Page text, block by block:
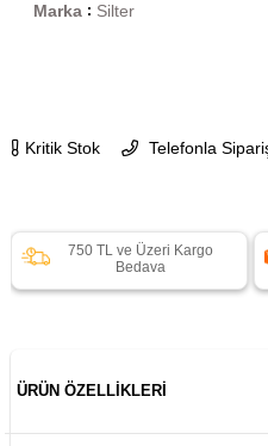
Marka : Silter
Kritik Stok Telefonla
750 TL ve Üzeri Kargo
Bedava
ÜRÜN ÖZELLIKLERI